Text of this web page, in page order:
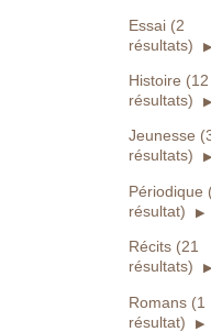
Essai (2
résultats)
Histoire (12
résultats)
Jeunesse
résultats)
Périodique
résultat)
Récits (21
résultats)
Romans (1
résultat)